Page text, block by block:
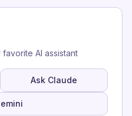
AI assistant
Ask Claude